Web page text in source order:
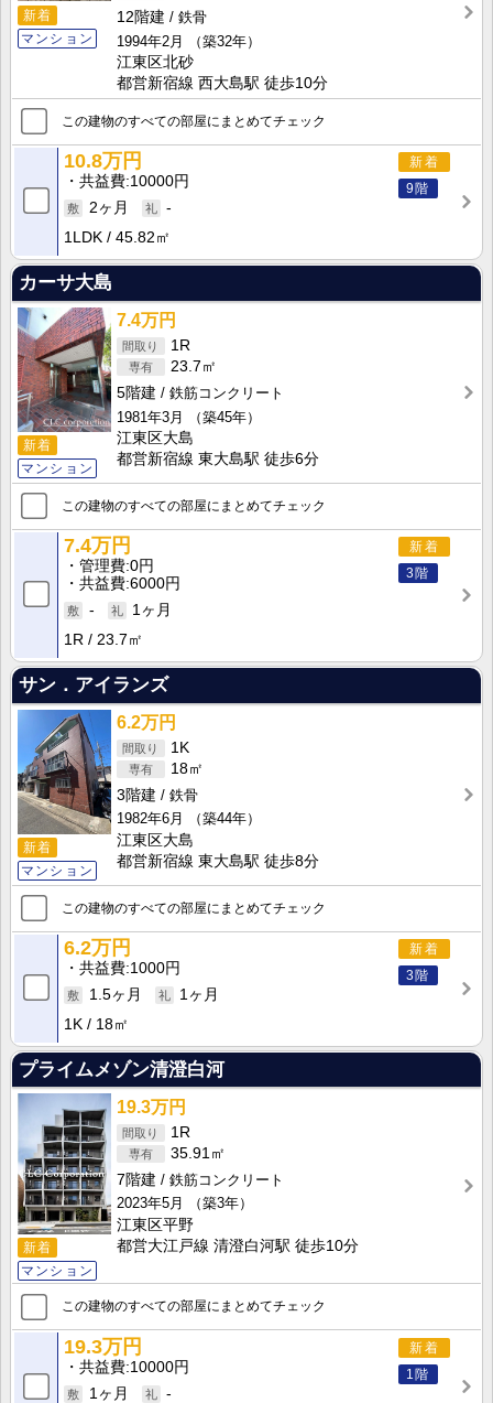
新着
マンション
12階建
鉄骨
1994年2月
（築32年）
江東区北砂
都営新宿線 西大島駅 徒歩10分
この建物のすべての部屋にまとめてチェック
新着
9階
10.8万円
共益費 10000円
2ヶ月
-
1LDK
45.82㎡
カーサ大島
新着
マンション
7.4万円
1R
23.7㎡
5階建
鉄筋コンクリート
1981年3月
（築45年）
江東区大島
都営新宿線 東大島駅 徒歩6分
この建物のすべての部屋にまとめてチェック
新着
3階
7.4万円
管理費 0円
共益費 6000円
-
1ヶ月
1R
23.7㎡
サン．アイランズ
新着
マンション
6.2万円
1K
18㎡
3階建
鉄骨
1982年6月
（築44年）
江東区大島
都営新宿線 東大島駅 徒歩8分
この建物のすべての部屋にまとめてチェック
新着
3階
6.2万円
共益費 1000円
1.5ヶ月
1ヶ月
1K
18㎡
プライムメゾン清澄白河
新着
マンション
19.3万円
1R
35.91㎡
7階建
鉄筋コンクリート
2023年5月
（築3年）
江東区平野
都営大江戸線 清澄白河駅 徒歩10分
この建物のすべての部屋にまとめてチェック
新着
1階
19.3万円
共益費 10000円
1ヶ月
-